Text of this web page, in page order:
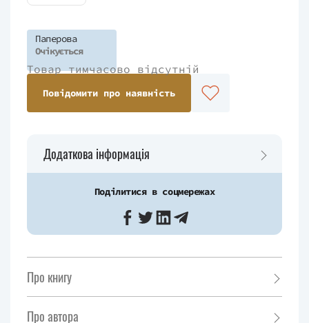
Паперова
Очікується
Товар тимчасово відсутній
Повідомити про наявність
Додаткова інформація
Поділитися в соцмережах
Про книгу
Про автора